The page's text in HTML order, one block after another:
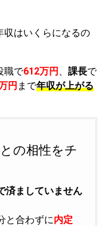
収はいくらになるの
職で612万円 課長で
円 まで年収が上がる
の相性をチ
済ましていません
と合わずに内定